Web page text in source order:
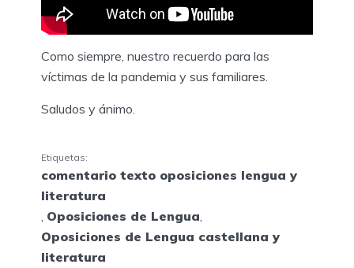
Como siempre, nuestro recuerdo para las
víctimas de la pandemia y sus familiares.
Saludos y ánimo.
Etiquetas:
comentario texto oposiciones lengua y
literatura
Oposiciones de Lengua
Oposiciones de Lengua castellana y
literatura